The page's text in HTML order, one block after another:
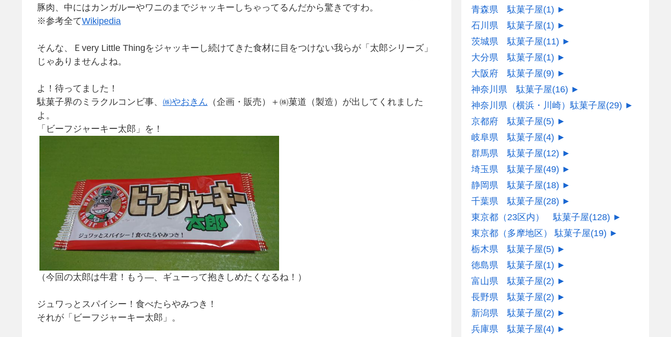
豚肉、中にはカンガルーやワニのまでジャッキーしちゃってるんだから驚きですわ。
※参考全てWikipedia
そんな、Ｅvery Little Thingをジャッキーし続けてきた食材に目をつけない我らが「太郎シリーズ」
じゃありませんよね。
よ！待ってました！
駄菓子界のミラクルコンビ事、 ㈱やおきん （企画・販売）＋㈱菓道（製造）が出してくれました
よ。
「ビーフジャーキー太郎」を！
（今回の太郎は牛君！もう―、ギューって抱きしめたくなるね！）
ジュワっとスパイシー！食べたらやみつき！
それが「ビーフジャーキー太郎」。
青森県 駄菓子屋(1) ►
石川県 駄菓子屋(1) ►
茨城県 駄菓子屋(11) ►
大分県 駄菓子屋(1) ►
大阪府 駄菓子屋(9) ►
神奈川県 駄菓子屋(16) ►
神奈川県（横浜・川崎）駄菓子屋(29) ►
京都府 駄菓子屋(5) ►
岐阜県 駄菓子屋(4) ►
群馬県 駄菓子屋(12) ►
埼玉県 駄菓子屋(49) ►
静岡県 駄菓子屋(18) ►
千葉県 駄菓子屋(28) ►
東京都（23区内） 駄菓子屋(128) ►
東京都（多摩地区） 駄菓子屋(19) ►
栃木県 駄菓子屋(5) ►
徳島県 駄菓子屋(1) ►
富山県 駄菓子屋(2) ►
長野県 駄菓子屋(2) ►
新潟県 駄菓子屋(2) ►
兵庫県 駄菓子屋(4) ►